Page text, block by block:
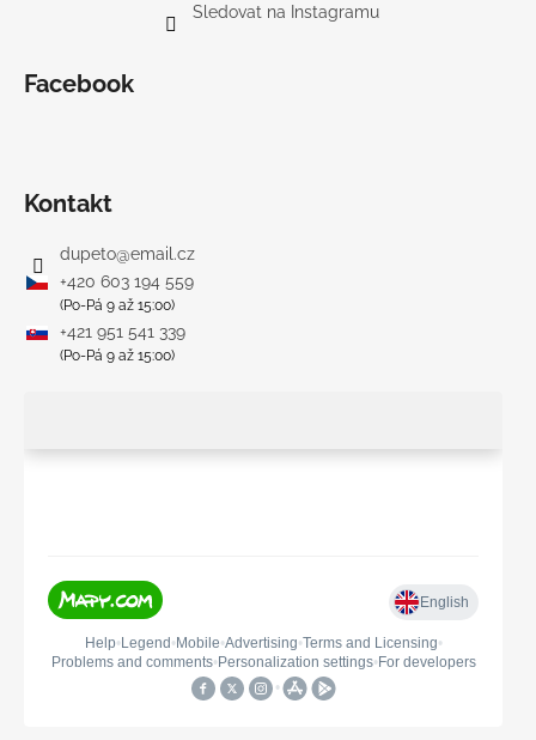
Sledovat na Instagramu
Facebook
Kontakt
dupeto@email.cz
+420 603 194 559
(Po-Pá 9 až 15:00)
+421 951 541 339
(Po-Pá 9 až 15:00)